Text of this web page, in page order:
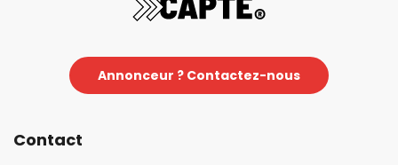
Annonceur ? Contactez-nous
Contact